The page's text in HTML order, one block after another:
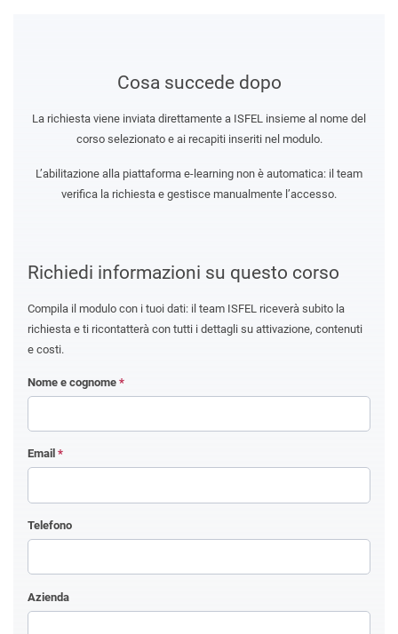
Richiedi informazioni su questo corso
Compila il modulo con i tuoi dati: il team ISFEL riceverà subito la
richiesta e ti ricontatterà con tutti i dettagli su attivazione, contenuti
e costi.
Nome e cognome *
Email *
Telefono
Azienda
Cosa succede dopo
La richiesta viene inviata direttamente a ISFEL insieme al nome del
corso selezionato e ai recapiti inseriti nel modulo.
L’abilitazione alla piattaforma e-learning non è automatica: il team
verifica la richiesta e gestisce manualmente l’accesso.